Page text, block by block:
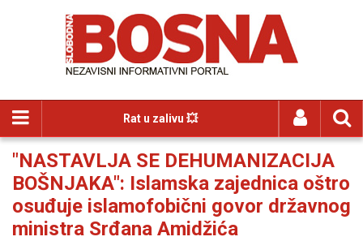
Rat u zalivu 💥
"NASTAVLJA SE DEHUMANIZACIJA
BOŠNJAKA": Islamska zajednica oštro
osuđuje islamofobični govor državnog
ministra Srđana Amidžića